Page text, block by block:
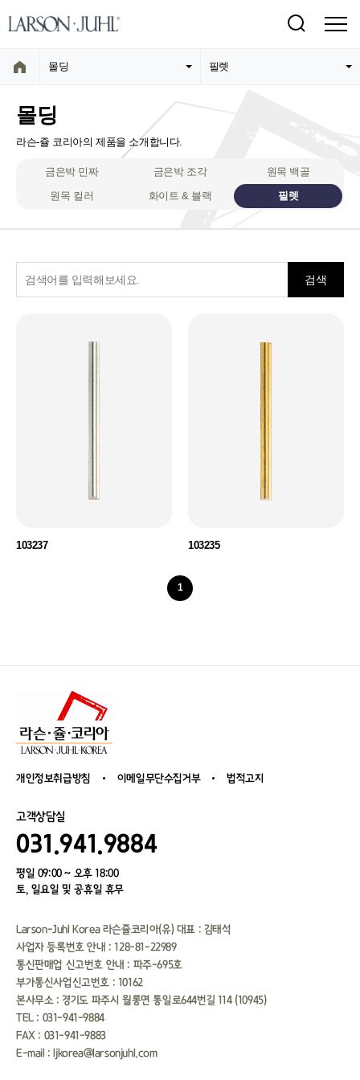
몰딩 필렛
몰딩
라슨-쥴 코리아의 제품을 소개합니다.
금은박 민짜 금은박 조각
원목 백골
원목 컬러
화이트 & 블랙 필렛
검색
103237 103235
1
개인정보취급방침 이메일무단수집거부 법적고지
고객상담실
031.941.9884
평일 09:00 ~ 오후 18:00
토, 일요일 및 공휴일 휴무
Larson-Juhl Korea 라슨쥴코리아(유) 대표 : 김태석
사업자 등록번호 안내 : 128-81-22989
통신판매업 신고번호 안내 : 파주-695호
부가통신사업신고번호 : 10162
본사무소 : 경기도 파주시 월롱면 통일로644번길 114 (10945）
TEL : 031-941-9884
FAX : 031-941-9883
E-mail : ljkorea@larsonjuhl.com